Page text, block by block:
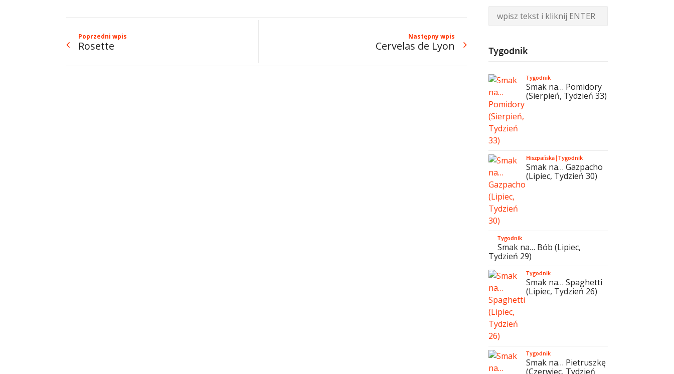
Poprzedni wpis
Rosette
Następny wpis
Cervelas de Lyon Tygodnik
Tygodnik
Smak na… Pomidory
(Sierpień, Tydzień 33)
Hiszpańska|Tygodnik
Smak na… Gazpacho
(Lipiec, Tydzień 30)
Tygodnik
Smak na… Bób (Lipiec,
Tydzień 29)
Tygodnik
Smak na… Spaghetti
(Lipiec, Tydzień 26)
Tygodnik
Smak na… Pietruszkę
(Czerwiec, Tydzień